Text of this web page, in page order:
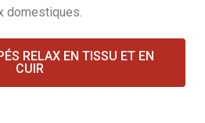
domestiques.
RELAX EN TISSU ET EN
CUIR